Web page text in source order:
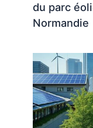
du parc
Normandie